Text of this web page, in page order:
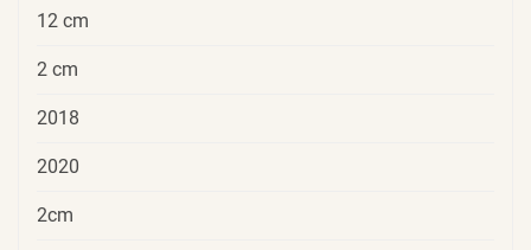
12 cm
2 cm
2018
2020
2cm